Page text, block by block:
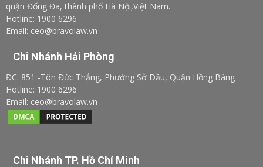
quận Đống Đa, thành phố Hà Nội,Việt Nam.
Hotline: 1900 6296
Email: ceo@bravolaw.vn
Chi Nhánh Hải Phòng
ĐC: 851 -Tôn Đức Thắng, Phường Sở Dầu, Quận Hồng Bàng
Hotline: 1900 6296
Email: ceo@bravolaw.vn
Chi Nhánh TP. Hồ Chí Minh